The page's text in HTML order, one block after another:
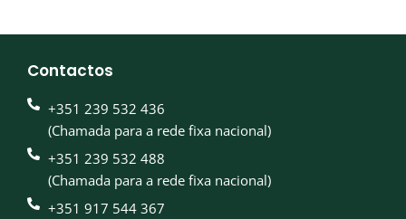
Contactos
+351 239 532 436
(Chamada para a rede fixa nacional)
+351 239 532 488
(Chamada para a rede fixa nacional)
+351 917 544 367